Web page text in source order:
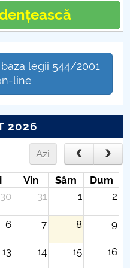
2024
2024
2024
2024
2024
2024
2024
legii 544/2001
line
2026
Azi
Vin Sâm
Dum
30 31 1 2
6 7 8 9
13 14 15 16